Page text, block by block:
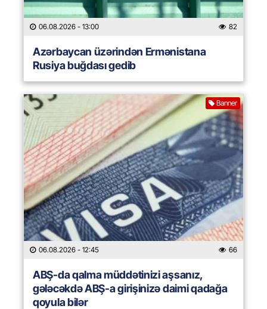
06.08.2026 - 13:00 82
Azərbaycan üzərindən Ermənistana
Rusiya buğdası gedib
Banner
06.08.2026 - 12:45 66
ABŞ-da qalma müddətinizi aşsanız,
gələcəkdə ABŞ-a girişinizə daimi qadağa
qoyula bilər